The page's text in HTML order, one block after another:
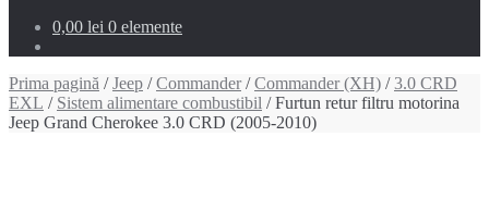
0,00 lei 0 elemente
Prima pagină /Jeep /Commander/Commander (XH) /3.0 CRD
EXL / Sistem alimentare combustibil / Furtun retur filtru motorina
Jeep Grand Cherokee 3.0 CRD (2005-2010)